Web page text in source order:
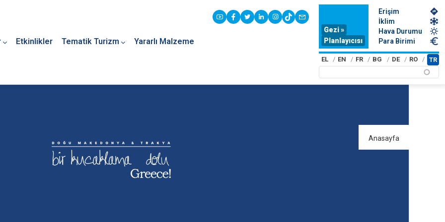
Etkinlikler Tematik Turizm Yararlı Malzeme
youtubefacebook
twitterlinkedininstagram
tiktokcontact
Gezi »
Planlayıcısı
Erişim
İklim
Hava Durumu
Para Birimi
EL EN FR BG DE RO TR
Anasayfa